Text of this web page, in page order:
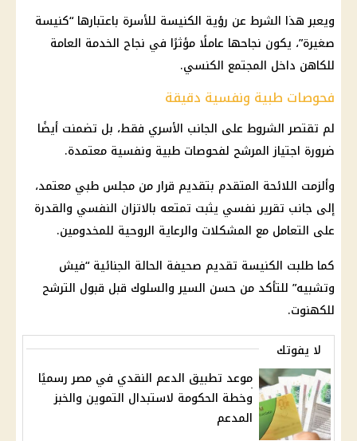
ويعبر هذا الشرط عن رؤية الكنيسة للأسرة باعتبارها “كنيسة
صغيرة”، يكون نجاحها عاملًا مؤثرًا في نجاح الخدمة العامة
للكاهن داخل المجتمع الكنسي.
فحوصات طبية ونفسية دقيقة
لم تقتصر الشروط على الجانب الأسري فقط، بل تضمنت أيضًا
ضرورة اجتياز المرشح لفحوصات طبية ونفسية معتمدة.
وألزمت اللائحة المتقدم بتقديم قرار من مجلس طبي معتمد،
إلى جانب تقرير نفسي يثبت تمتعه بالاتزان النفسي والقدرة
على التعامل مع المشكلات والرعاية الروحية للمخدومين.
كما طلبت الكنيسة تقديم صحيفة الحالة الجنائية “فيش
وتشبيه” للتأكد من حسن السير والسلوك قبل قبول الترشح
للكهنوت.
لا يفوتك
موعد تطبيق الدعم النقدي في مصر رسميًا
وخطة الحكومة لاستبدال التموين والخبز
المدعم